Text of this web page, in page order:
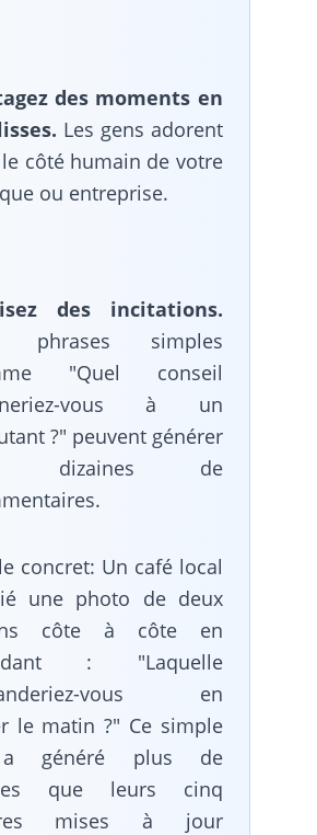
des moments en
Les gens adorent
côté humain de votre
ou entreprise.
des incitations.
phrases simples
"Quel conseil
vous à un
?" peuvent générer
dizaines de
concret: Un café local
une photo de deux
côte à côte en
: "Laquelle
vous en
le matin ?" Ce simple
généré plus de
que leurs cinq
mises à jour